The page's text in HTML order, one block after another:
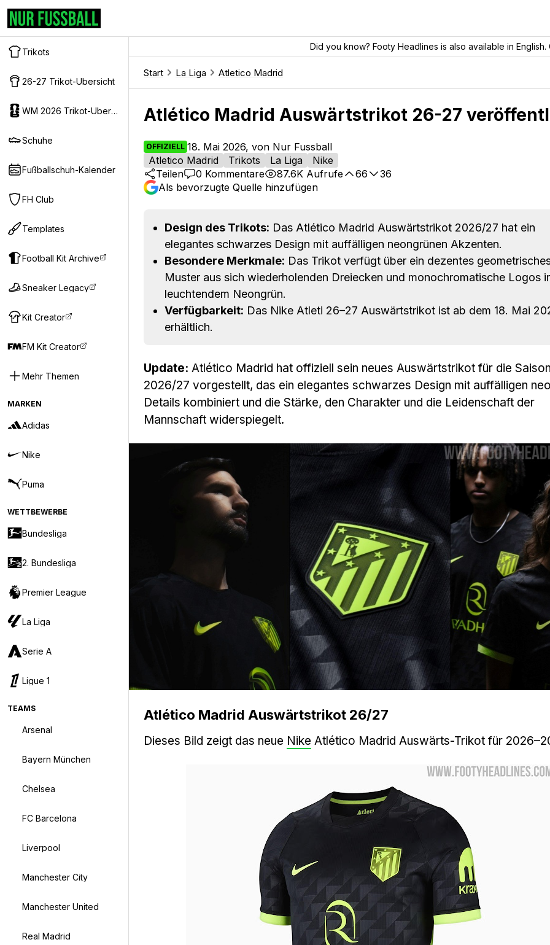
Trikots
26-27 Trikot-Ubersicht
WM 2026 Trikot-Ubersicht
Schuhe
Fußballschuh-Kalender
FH Club
Templates
Football Kit Archive
Sneaker Legacy
Kit Creator
FM Kit Creator
Mehr Themen
MARKEN
Adidas
Nike
Puma
WETTBEWERBE
Bundesliga
2. Bundesliga
Premier League
La Liga
Serie A
Ligue 1
TEAMS
Arsenal
Bayern München
Chelsea
FC Barcelona
Liverpool
Manchester City
Manchester United
Real Madrid
Did you know? Footy Headlines is also available in
Start La Liga Atletico Madrid
Atlético Madrid Auswärtstrikot 26-27
OFFIZIELL 18. Mai 2026, von Nur Fussball
Atletico Madrid
Trikots La Liga
Nike
Teilen
0 Kommentare 87.6K Aufrufe 66
36
Als bevorzugte Quelle hinzufügen
Design des Trikots: Das Atlético Madrid Auswärtstrikot 2026/27 hat ein
elegantes schwarzes Design mit auffälligen neongrünen Akzenten.
Besondere Merkmale: Das Trikot verfügt über ein dezentes
Muster aus sich wiederholenden Dreiecken und monochromatische Logos
leuchtendem Neongrün.
Verfügbarkeit: Das Nike Atleti 26–27 Auswärtstrikot ist ab dem 18. Mai
erhältlich.
Update: Atlético Madrid hat offiziell sein neues Auswärtstrikot für die
2026/27 vorgestellt, das ein elegantes schwarzes Design mit auffälligen
Details kombiniert und die Stärke, den Charakter und die Leidenschaft der
Mannschaft widerspiegelt.
Atlético Madrid Auswärtstrikot 26/27
Dieses Bild zeigt das neue Nike Atlético Madrid Auswärts-Trikot für